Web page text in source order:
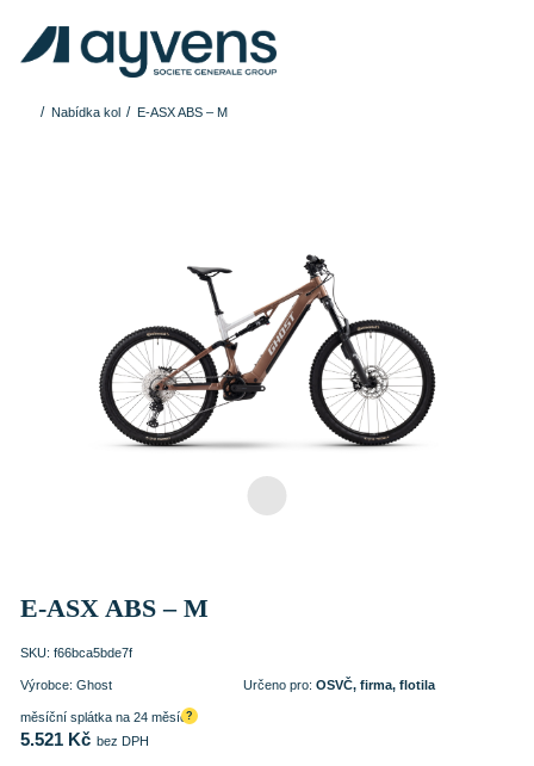
Nabídka kol E-ASX ABS – M
E-ASX ABS – M
SKU: f66bca5bde7f
Výrobce: Ghost Určeno pro: OSVČ, firma, flotila
?
měsíční splátka na 24 měsíců
5.521 Kč bez DPH